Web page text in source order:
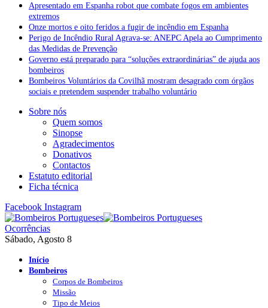
Apresentado em Espanha robot que combate fogos em ambientes
extremos
Onze mortos e oito feridos a fugir de incêndio em Espanha
Perigo de Incêndio Rural Agrava-se: ANEPC Apela ao Cumprimento
das Medidas de Prevenção
Governo está preparado para “soluções extraordinárias” de ajuda aos
bombeiros
Bombeiros Voluntários da Covilhã mostram desagrado com órgãos
sociais e pretendem suspender trabalho voluntário
Sobre nós
Quem somos
Sinopse
Agradecimentos
Donativos
Contactos
Estatuto editorial
Ficha técnica
Facebook Instagram
Ocorrências
Sábado, Agosto 8
Início
Bombeiros
Corpos de Bombeiros
Missão
Tipo de Meios